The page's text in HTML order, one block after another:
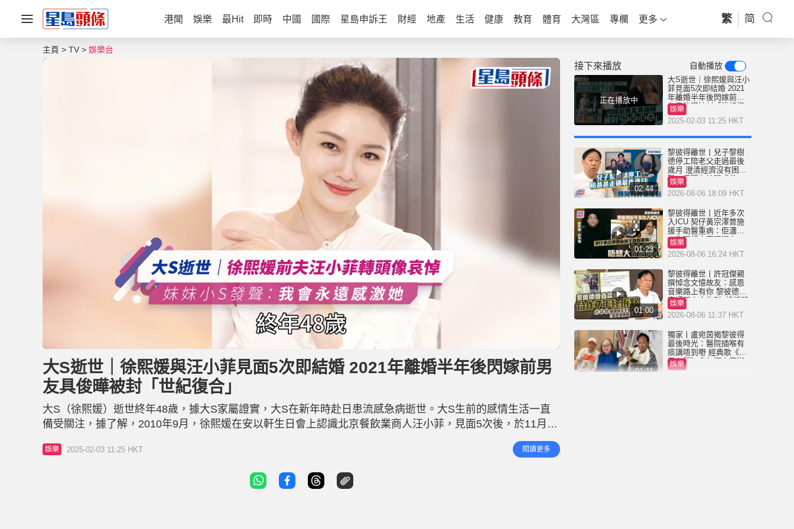
港聞 娛樂 最Hit 即時 中國 國際 星島申訴王 財經 地產 生活 健康 教育 體育 大灣區 專欄 更多 繁 简
主頁 TV 娛樂台
n
u
t
e
o
d
e
d
:
9
4
%
大S逝世｜徐熙媛與汪小菲見面5次即結婚 2021年離婚半年後閃嫁前男
友具俊曄被封「世紀復合」
大S（徐熙媛）逝世終年48歲，據大S家屬證實，大S在新年時赴日患流感急病逝世。大S生前的感情生活一直
備受關注，據了解，2010年9月，徐熙媛在安以軒生日會上認識北京餐飲業商人汪小菲，見面5次後，於11月16
日在北京市朝陽區民政局登記結婚。及後，大S屢傳婚變，至2021年大S宣布與汪小菲離婚，而在離婚半年後，
大S閃嫁具俊曄，引起一時熱話。 大S逝世｜與汪小菲婚後育有一子一女 早在2010年9月，徐熙
娛樂 2025-02-03 11:25 HKT 閱讀更多
接下來播放 自動播放
正在播放中
大S逝世｜徐熙媛與汪小
菲見面5次即結婚 2021
年離婚半年後閃嫁前男
友具俊曄被封「世紀復
合」
娛樂
2025-02-03 11:25 HKT
02:44
黎彼得離世丨兒子黎樹
德停工陪老父走過最後
歲月 澄清經濟沒有困
難：傳聞有誇張成份
娛樂
2026-08-06 18:09 HKT
01:23
黎彼得離世丨近年多次
入ICU 契仔黃宗澤曾施
援手助醫重病：佢瀟灑
一生唔想大家唔開心
娛樂
2026-08-06 16:24 HKT
01:00
黎彼得離世丨許冠傑親
撰悼念文憶故友：感恩
音樂路上有你 黎彼德曾
直認唔夾合作7年終拆夥
娛樂
2026-08-06 11:37 HKT
01:11
獨家丨盧宛茵揭黎彼得
最後時光：醫院插喉有
痰講唔到嘢 經典歌《浪
子心聲》金句源自廟街
睇相佬
娛樂